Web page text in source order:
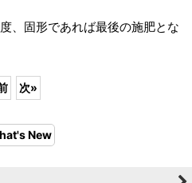
、固形であれば最後の施肥とな
次»
New